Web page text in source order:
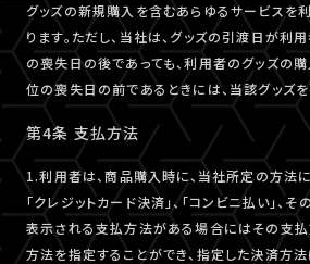
グッズの新規購入を含むあらゆるサービスを
ります。ただし、当社は、グッズの引渡日が利
の喪失日の後であっても、利用者のグッズの
位の喪失日の前であるときには、当該グッズを
第4条 支払方法
1.利用者は、商品購入時に、当社所定の方法
「クレジットカード決済」、「コンビニ払い」、
表示される支払方法がある場合にはその支
方法を指定することができ、指定した決済方